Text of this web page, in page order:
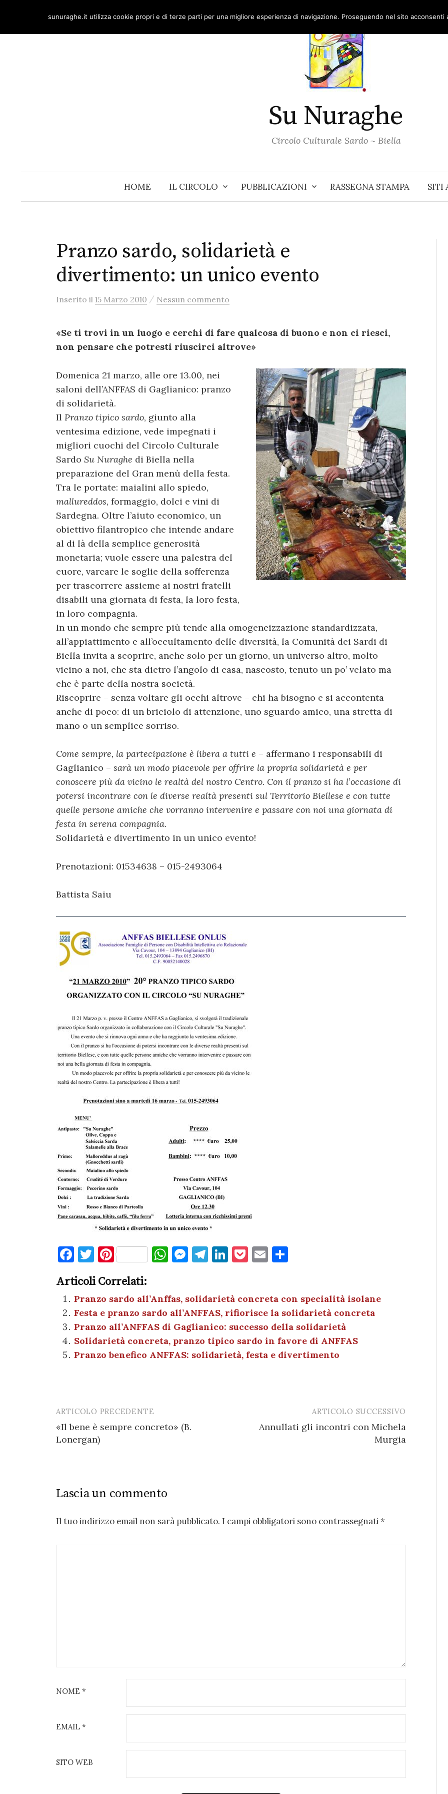
content
Su Nuraghe
Circolo Culturale Sardo ~ Biella
HOME IL CIRCOLO PUBBLICAZIONI RASSEGNA STAMPA SITI
Pranzo sardo, solidarietà e
divertimento: un unico evento
Inserito il 15 Marzo 2010 / Nessun commento
«Se ti trovi in un luogo e cerchi di fare qualcosa di buono e non ci riesci,
non pensare che potresti riuscirci altrove»
Domenica 21 marzo, alle ore 13.00, nei
saloni dell’ANFFAS di Gaglianico: pranzo
di solidarietà.
Il Pranzo tipico sardo, giunto alla
ventesima edizione, vede impegnati i
migliori cuochi del Circolo Culturale
Sardo Su Nuraghe di Biella nella
preparazione del Gran menù della festa.
Tra le portate: maialini allo spiedo,
mallureddos, formaggio, dolci e vini di
Sardegna. Oltre l’aiuto economico, un
obiettivo filantropico che intende andare
al di là della semplice generosità
monetaria; vuole essere una palestra del
cuore, varcare le soglie della sofferenza
per trascorrere assieme ai nostri fratelli
disabili una giornata di festa, la loro festa,
in loro compagnia.
In un mondo che sempre più tende alla omogeneizzazione standardizzata,
all’appiattimento e all’occultamento delle diversità, la Comunità dei Sardi di
Biella invita a scoprire, anche solo per un giorno, un universo altro, molto
vicino a noi, che sta dietro l’angolo di casa, nascosto, tenuto un po’ velato ma
che è parte della nostra società.
Riscoprire – senza voltare gli occhi altrove – chi ha bisogno e si accontenta
anche di poco: di un briciolo di attenzione, uno sguardo amico, una stretta di
mano o un semplice sorriso.
Come sempre, la partecipazione è libera a tutti e – affermano i responsabili di
Gaglianico – sarà un modo piacevole per offrire la propria solidarietà e per
conoscere più da vicino le realtà del nostro Centro. Con il pranzo si ha l’occasione di
potersi incontrare con le diverse realtà presenti sul Territorio Biellese e con tutte
quelle persone amiche che vorranno intervenire e passare con noi una giornata di
festa in serena compagnia.
Solidarietà e divertimento in un unico evento!
Prenotazioni: 01534638 – 015-2493064
Battista Saiu
F
c
e
b
o
o
T
it
te
r
Pi
er
es
t
W
s
A
p
p
M
n
g
er
T
gr
a
m
Li
e
dI
n
P
k
et
E
l di
vi
di
Articoli Correlati:
Pranzo sardo all’Anffas, solidarietà concreta con specialità isolane
Festa e pranzo sardo all’ANFFAS, rifiorisce la solidarietà concreta
Pranzo all’ANFFAS di Gaglianico: successo della solidarietà
Solidarietà concreta, pranzo tipico sardo in favore di ANFFAS
Pranzo benefico ANFFAS: solidarietà, festa e divertimento
Post
navigation
ARTICOLO PRECEDENTE
«Il bene è sempre concreto» (B.
Lonergan)
ARTICOLO SUCCESSIVO
Annullati gli incontri con Michela
Murgia
Lascia un commento
Il tuo indirizzo email non sarà pubblicato. I campi obbligatori sono contrassegnati*
NOME *
EMAIL *
SITO WEB
sunuraghe.it utilizza cookie propri e di terze parti per una migliore esperienza di navigazione. Proseguendo nel sito acconsenti